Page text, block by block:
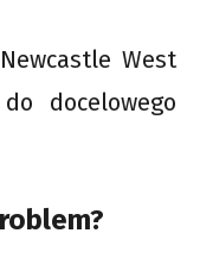
West
docelowego